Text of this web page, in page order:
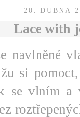
20. DUBNA
Lace with
navlněné
si
se vlním a